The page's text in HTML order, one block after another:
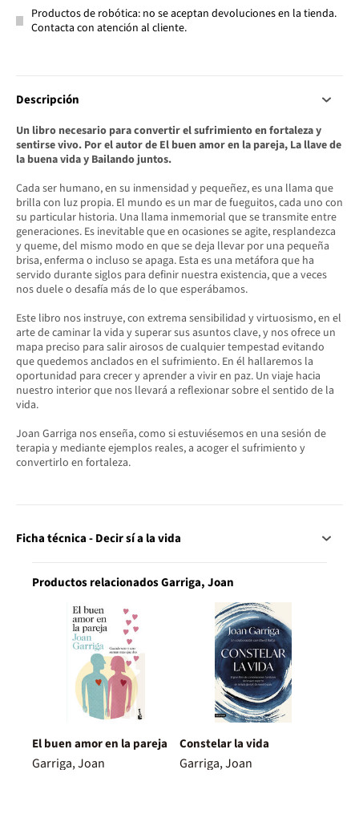
Productos de robótica: no se aceptan devoluciones en la tienda.
Contacta con atención al cliente.
Descripción
Un libro necesario para convertir el sufrimiento en fortaleza y
sentirse vivo. Por el autor de El buen amor en la pareja, La llave de
la buena vida y Bailando juntos.
Cada ser humano, en su inmensidad y pequeñez, es una llama que
brilla con luz propia. El mundo es un mar de fueguitos, cada uno con
su particular historia. Una llama inmemorial que se transmite entre
generaciones. Es inevitable que en ocasiones se agite, resplandezca
y queme, del mismo modo en que se deja llevar por una pequeña
brisa, enferma o incluso se apaga. Esta es una metáfora que ha
servido durante siglos para definir nuestra existencia, que a veces
nos duele o desafía más de lo que esperábamos.
Este libro nos instruye, con extrema sensibilidad y virtuosismo, en el
arte de caminar la vida y superar sus asuntos clave, y nos ofrece un
mapa preciso para salir airosos de cualquier tempestad evitando
que quedemos anclados en el sufrimiento. En él hallaremos la
oportunidad para crecer y aprender a vivir en paz. Un viaje hacia
nuestro interior que nos llevará a reflexionar sobre el sentido de la
vida.
Joan Garriga nos enseña, como si estuviésemos en una sesión de
terapia y mediante ejemplos reales, a acoger el sufrimiento y
convertirlo en fortaleza.
Ficha técnica - Decir sí a la vida
Productos relacionados Garriga, Joan
El buen amor en la pareja
Garriga, Joan
Constelar la vida
Garriga, Joan